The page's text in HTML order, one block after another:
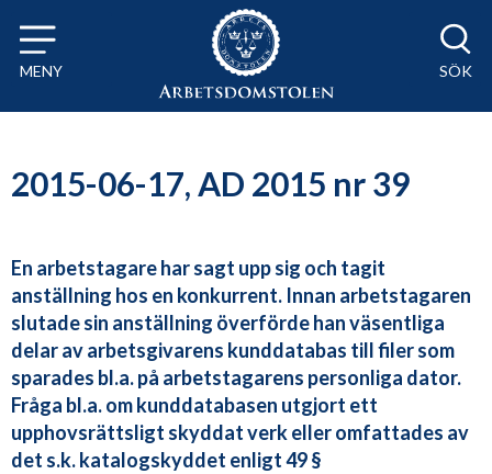
Till innehåll på sidan x
MENY SÖK
2015-06-17, AD 2015 nr 39
En arbetstagare har sagt upp sig och tagit
anställning hos en konkurrent. Innan arbetstagaren
slutade sin anställning överförde han väsentliga
delar av arbetsgivarens kunddatabas till filer som
sparades bl.a. på arbetstagarens personliga dator.
Fråga bl.a. om kunddatabasen utgjort ett
upphovsrättsligt skyddat verk eller omfattades av
det s.k. katalogskyddet enligt 49 §